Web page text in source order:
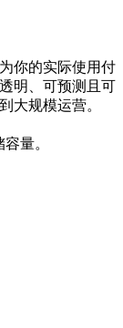
你的实际使用付
明、可预测且可
大规模运营。
量。